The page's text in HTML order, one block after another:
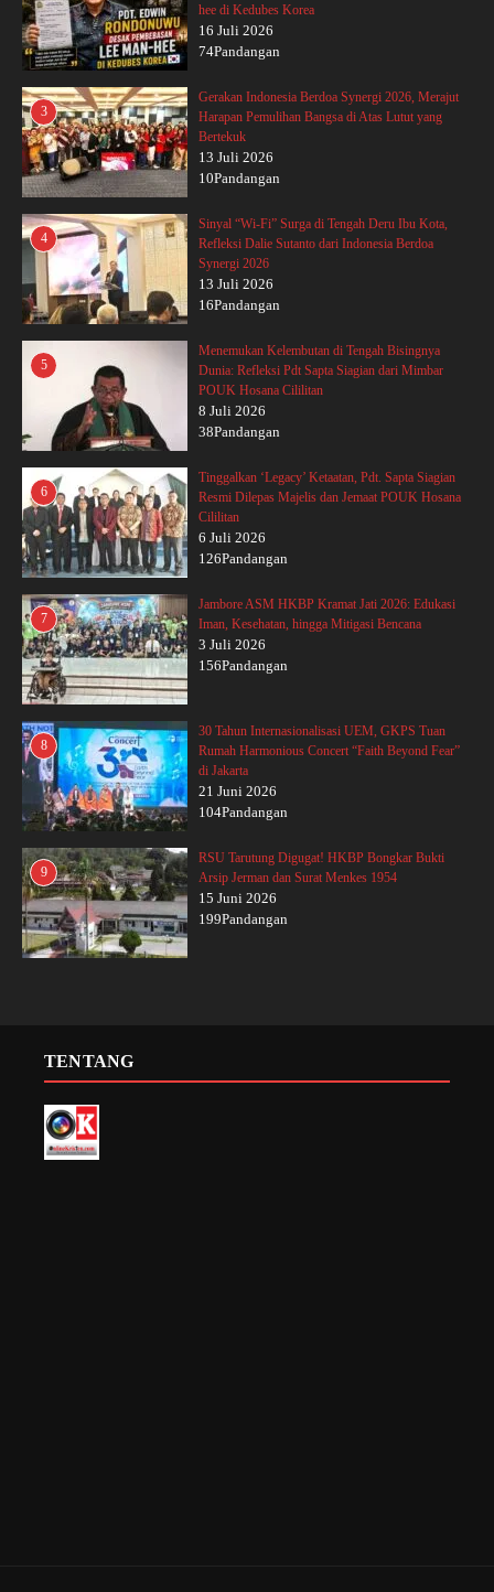
hee di Kedubes Korea
16 Juli 2026
74Pandangan
3
Gerakan Indonesia Berdoa Synergi 2026, Merajut
Harapan Pemulihan Bangsa di Atas Lutut yang
Bertekuk
13 Juli 2026
10Pandangan
4
Sinyal “Wi-Fi” Surga di Tengah Deru Ibu Kota,
Refleksi Dalie Sutanto dari Indonesia Berdoa
Synergi 2026
13 Juli 2026
16Pandangan
5
Menemukan Kelembutan di Tengah Bisingnya
Dunia: Refleksi Pdt Sapta Siagian dari Mimbar
POUK Hosana Cililitan
8 Juli 2026
38Pandangan
6
Tinggalkan ‘Legacy’ Ketaatan, Pdt. Sapta Siagian
Resmi Dilepas Majelis dan Jemaat POUK Hosana
Cililitan
6 Juli 2026
126Pandangan
7
Jambore ASM HKBP Kramat Jati 2026: Edukasi
Iman, Kesehatan, hingga Mitigasi Bencana
3 Juli 2026
156Pandangan
8
30 Tahun Internasionalisasi UEM, GKPS Tuan
Rumah Harmonious Concert “Faith Beyond Fear”
di Jakarta
21 Juni 2026
104Pandangan
9
RSU Tarutung Digugat! HKBP Bongkar Bukti
Arsip Jerman dan Surat Menkes 1954
15 Juni 2026
199Pandangan
TENTANG